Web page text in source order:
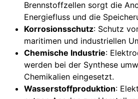
Brennstoffzellen sorgt die
Energiefluss und die
Korrosionsschutz: Schutz
maritimen und industriellen
Chemische Industrie:
werden bei der Synthese
Chemikalien eingesetzt.
Wasserstoffproduktion: